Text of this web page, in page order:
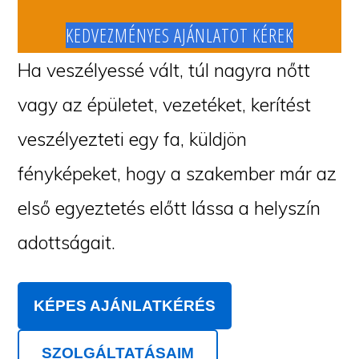
KEDVEZMÉNYES AJÁNLATOT KÉREK
Ha veszélyessé vált, túl nagyra nőtt
vagy az épületet, vezetéket, kerítést
veszélyezteti egy fa, küldjön
fényképeket, hogy a szakember már az
első egyeztetés előtt lássa a helyszín
adottságait.
KÉPES AJÁNLATKÉRÉS
SZOLGÁLTATÁSAIM